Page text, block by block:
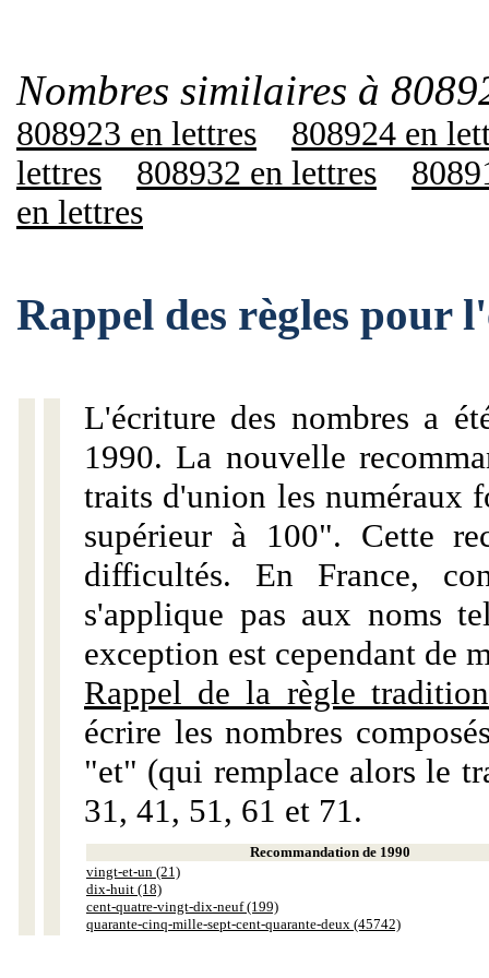
Nombres similaires à
808923 en lettres
808924 en
lettres
808932 en lettres
en lettres
Rappel des règles pour
L'écriture des nombres a
1990. La nouvelle
traits d'union les numéraux
supérieur à 100". Cette
difficultés. En France,
s'applique pas aux noms
exception est cependant de
Rappel de la règle
écrire les nombres
"et" (qui remplace alors le
31, 41, 51, 61 et 71.
Recommandation de 1990
vingt-et-un (21)
dix-huit (18)
cent-quatre-vingt-dix-neuf (199)
quarante-cinq-mille-sept-cent-quarante-deux (45742)